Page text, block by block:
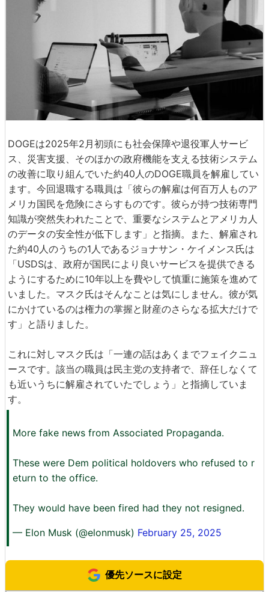
DOGEは2025年2月初頭にも社会保障や退役軍人サービ
ス、災害支援、そのほかの政府機能を支える技術システム
の改善に取り組んでいた約40人のDOGE職員を解雇してい
ます。今回退職する職員は「彼らの解雇は何百万人ものア
メリカ国民を危険にさらすものです。彼らが持つ技術専門
知識が突然失われたことで、重要なシステムとアメリカ人
のデータの安全性が低下します」と指摘。また、解雇され
た約40人のうちの1人であるジョナサン・ケイメンス氏は
「USDSは、政府が国民により良いサービスを提供できる
ようにするために10年以上を費やして慎重に施策を進めて
いました。マスク氏はそんなことは気にしません。彼が気
にかけているのは権力の掌握と財産のさらなる拡大だけで
す」と語りました。
これに対しマスク氏は「一連の話はあくまでフェイクニュ
ースです。該当の職員は民主党の支持者で、辞任しなくて
も近いうちに解雇されていたでしょう」と指摘していま
す。
More fake news from Associated Propaganda.
These were Dem political holdovers who refused to r
eturn to the office.
They would have been fired had they not resigned.
— Elon Musk (@elonmusk) February 25, 2025
優先ソースに設定